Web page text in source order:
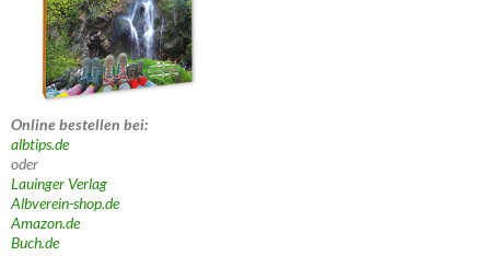
Online bestellen bei:
albtips.de
oder
Lauinger Verlag
Albverein-shop.de
Amazon.de
Buch.de